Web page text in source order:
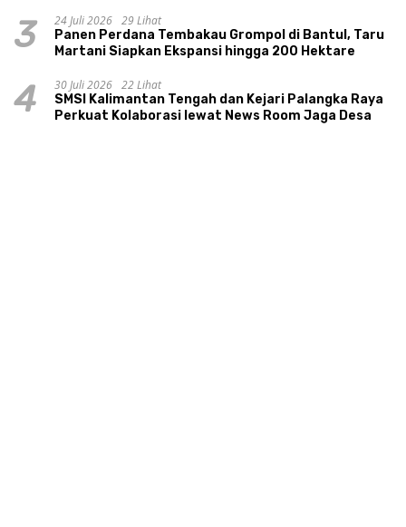
3 24 Juli 2026 29 Lihat
Panen Perdana Tembakau Grompol di Bantul, Taru
Martani Siapkan Ekspansi hingga 200 Hektare
4 30 Juli 2026 22 Lihat
SMSI Kalimantan Tengah dan Kejari Palangka Raya
Perkuat Kolaborasi lewat News Room Jaga Desa